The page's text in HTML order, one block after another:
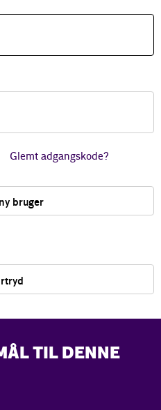
Glemt adgangskode?
bruger
TIL DENNE